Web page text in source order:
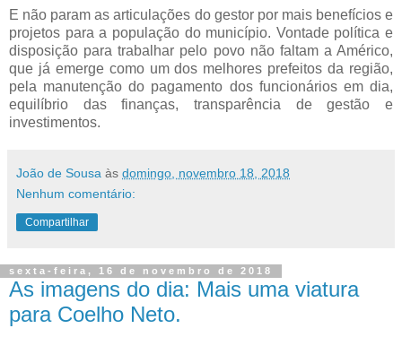
E não param as articulações do gestor por mais benefícios e
projetos para a população do município. Vontade política e
disposição para trabalhar pelo povo não faltam a Américo,
que já emerge como um dos melhores prefeitos da região,
pela manutenção do pagamento dos funcionários em dia,
equilíbrio das finanças, transparência de gestão e
investimentos.
João de Sousa às domingo, novembro 18, 2018
Nenhum comentário:
Compartilhar
sexta-feira, 16 de novembro de 2018
As imagens do dia: Mais uma viatura
para Coelho Neto.